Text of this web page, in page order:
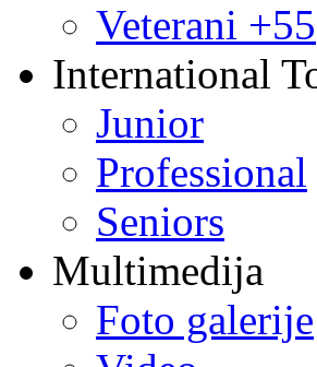
Veterani +55
International
Junior
Professional
Seniors
Multimedija
Foto galerije